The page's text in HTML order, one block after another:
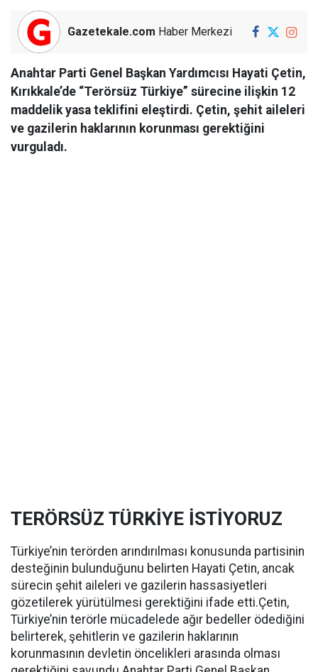
Gazetekale.com Haber Merkezi
Anahtar Parti Genel Başkan Yardımcısı Hayati Çetin,
Kırıkkale’de “Terörsüz Türkiye” sürecine ilişkin 12
maddelik yasa teklifini eleştirdi. Çetin, şehit aileleri
ve gazilerin haklarının korunması gerektiğini
vurguladı.
TERÖRSÜZ TÜRKİYE İSTİYORUZ
Türkiye’nin terörden arındırılması konusunda partisinin
desteğinin bulunduğunu belirten Hayati Çetin, ancak
sürecin şehit aileleri ve gazilerin hassasiyetleri
gözetilerek yürütülmesi gerektiğini ifade etti.Çetin,
Türkiye’nin terörle mücadelede ağır bedeller ödediğini
belirterek, şehitlerin ve gazilerin haklarının
korunmasının devletin öncelikleri arasında olması